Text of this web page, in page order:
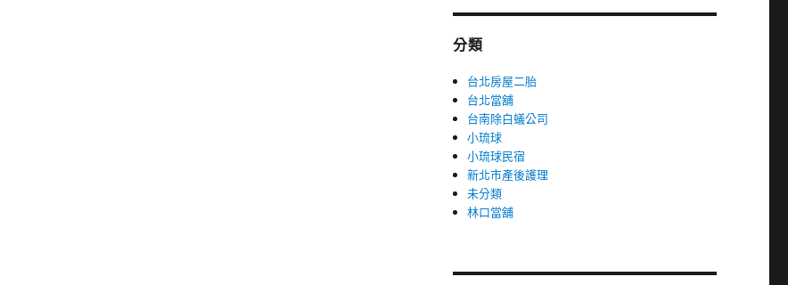
分類
台北房屋二胎
台北當舖
台南除白蟻公司
小琉球
小琉球民宿
新北市產後護理
未分類
林口當舖